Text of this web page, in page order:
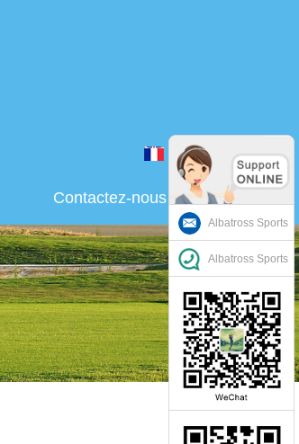
Français
Contactez-nous
Albatross Sports
Albatross Sports